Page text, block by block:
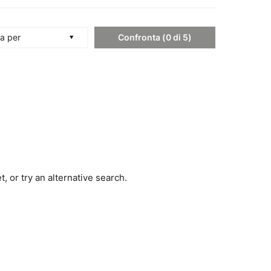
per Confronta (0di 5)
or try an alternative search.